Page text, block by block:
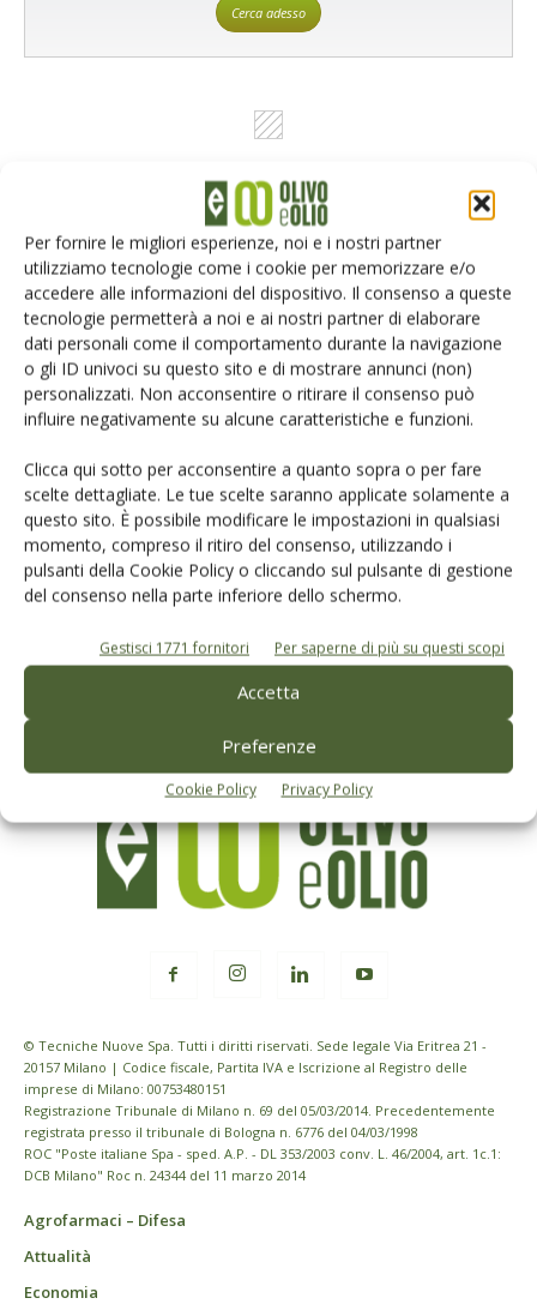
Per fornire le migliori esperienze, noi e i nostri partner
utilizziamo tecnologie come i cookie per memorizzare e/o
accedere alle informazioni del dispositivo. Il consenso a queste
tecnologie permetterà a noi e ai nostri partner di elaborare
dati personali come il comportamento durante la navigazione
o gli ID univoci su questo sito e di mostrare annunci (non)
personalizzati. Non acconsentire o ritirare il consenso può
influire negativamente su alcune caratteristiche e funzioni.
Clicca qui sotto per acconsentire a quanto sopra o per fare
scelte dettagliate. Le tue scelte saranno applicate solamente a
questo sito. È possibile modificare le impostazioni in qualsiasi
momento, compreso il ritiro del consenso, utilizzando i
pulsanti della Cookie Policy o cliccando sul pulsante di gestione
del consenso nella parte inferiore dello schermo.
Gestisci 1771 fornitori Per saperne di più su questi scopi
Accetta
Preferenze
Cookie Policy Privacy Policy
Cerca adesso
L'Esperto risponde
I consigli di Terra e Vita agli agricoltori
Cerca adesso
Rimani aggiornato sul mondo
dell’agricoltura
Iscriviti alle nostre newsletter
© Tecniche Nuove Spa. Tutti i diritti riservati. Sede legale Via Eritrea 21 -
20157 Milano | Codice fiscale, Partita IVA e Iscrizione al Registro delle
imprese di Milano: 00753480151
Registrazione Tribunale di Milano n. 69 del 05/03/2014. Precedentemente
registrata presso il tribunale di Bologna n. 6776 del 04/03/1998
ROC "Poste italiane Spa - sped. A.P. - DL 353/2003 conv. L. 46/2004, art. 1c.1:
DCB Milano" Roc n. 24344 del 11 marzo 2014
Agrofarmaci – Difesa
Attualità
Economia